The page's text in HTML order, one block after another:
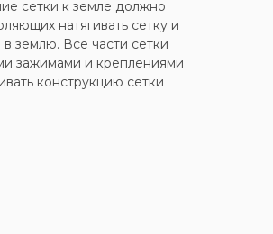
сетки к земле должно
натягивать сетку и
землю. Все части сетки
зажимами и креплениями
конструкцию сетки